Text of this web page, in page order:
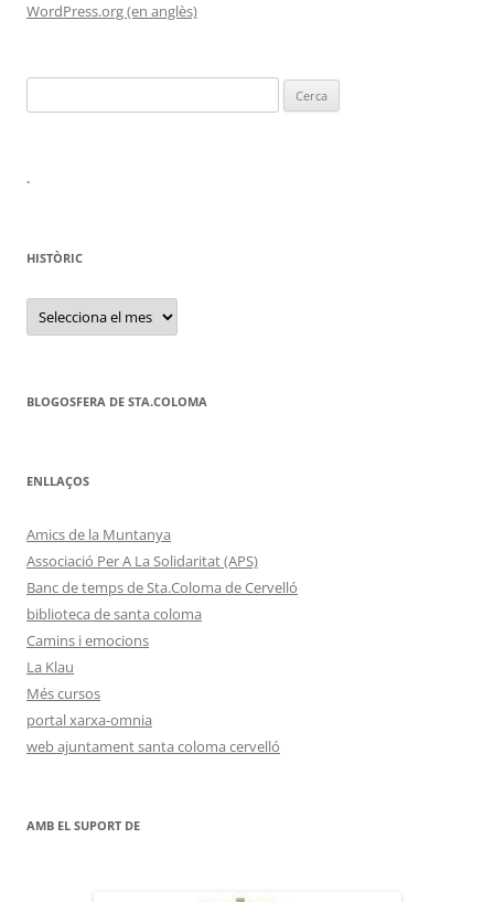
WordPress.org (en anglès)
.
HISTÒRIC
HISTÒRIC
BLOGOSFERA DE STA.COLOMA
ENLLAÇOS
Amics de la Muntanya
Associació Per A La Solidaritat (APS)
Banc de temps de Sta.Coloma de Cervelló
biblioteca de santa coloma
Camins i emocions
La Klau
Més cursos
portal xarxa-omnia
web ajuntament santa coloma cervelló
AMB EL SUPORT DE